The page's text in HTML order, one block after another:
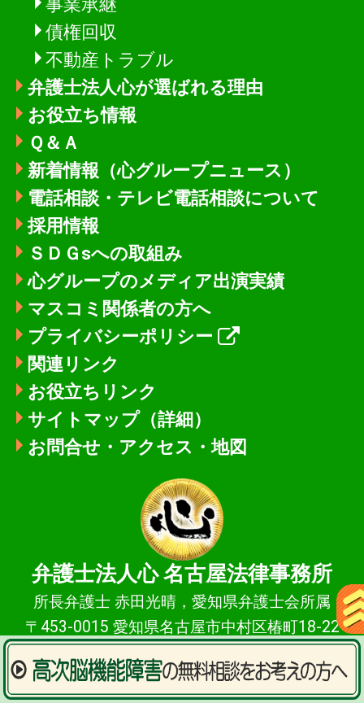
債権回収
不動産トラブル
弁護士法人心が選ばれる理由
お役立ち情報
Ｑ＆Ａ
新着情報 （心グループニュース）
電話相談・テレビ電話相談について
採用情報
ＳＤＧsへの取組み
心グループのメディア出演実績
マスコミ関係者の方へ
プライバシーポリシー
関連リンク
お役立ちリンク
サイトマップ（詳細）
お問合せ・アクセス・地図
弁護士法人心名古屋法律事務所
所長弁護士 赤田光晴，愛知県弁護士会所属
〒453-0015 愛知県名古屋市中村区椿町18-22
ロータスビル4F
（名古屋駅徒歩2分）
TEL：052-485-9123